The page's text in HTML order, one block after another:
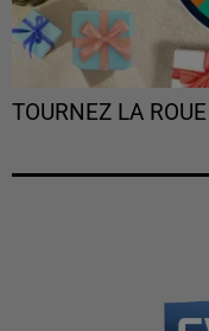
TOURNEZ LA